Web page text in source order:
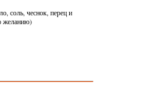
соль, чеснок, перец и
желанию)